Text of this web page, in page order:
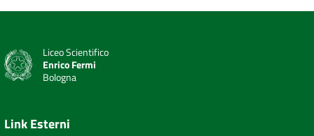
Liceo Scientifico
Enrico Fermi
Bologna
Link Esterni